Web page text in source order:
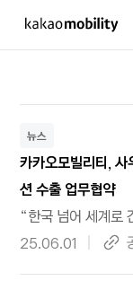
뉴스
카카오모빌리티,
션 수출 업무협약
“한국 넘어 세계로
작성 일자
25.06.01 링